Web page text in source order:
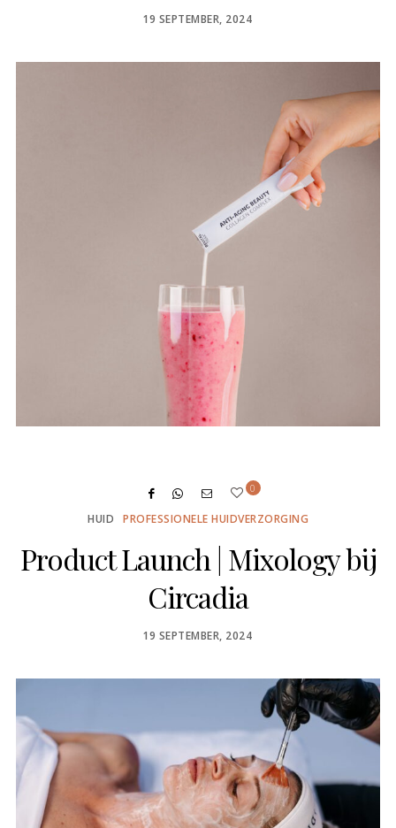
POSTED
19 SEPTEMBER, 2024
0
HUID PROFESSIONELE HUIDVERZORGING
Product Launch | Mixology bij
Circadia
POSTED
19 SEPTEMBER, 2024